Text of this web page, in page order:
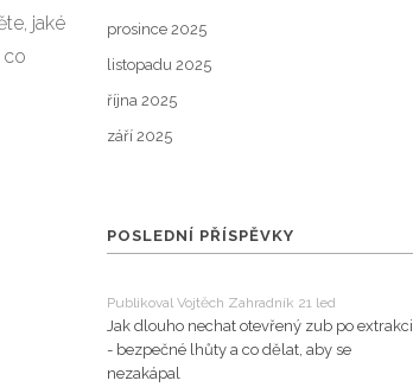
jaké
co
prosince 2025
listopadu 2025
října 2025
září 2025
POSLEDNÍ PŘÍSPĚVKY
Publikoval Vojtěch Zahradník 21 led
Jak dlouho nechat otevřený zub po extrakci
- bezpečné lhůty a co dělat, aby se
nezakápal